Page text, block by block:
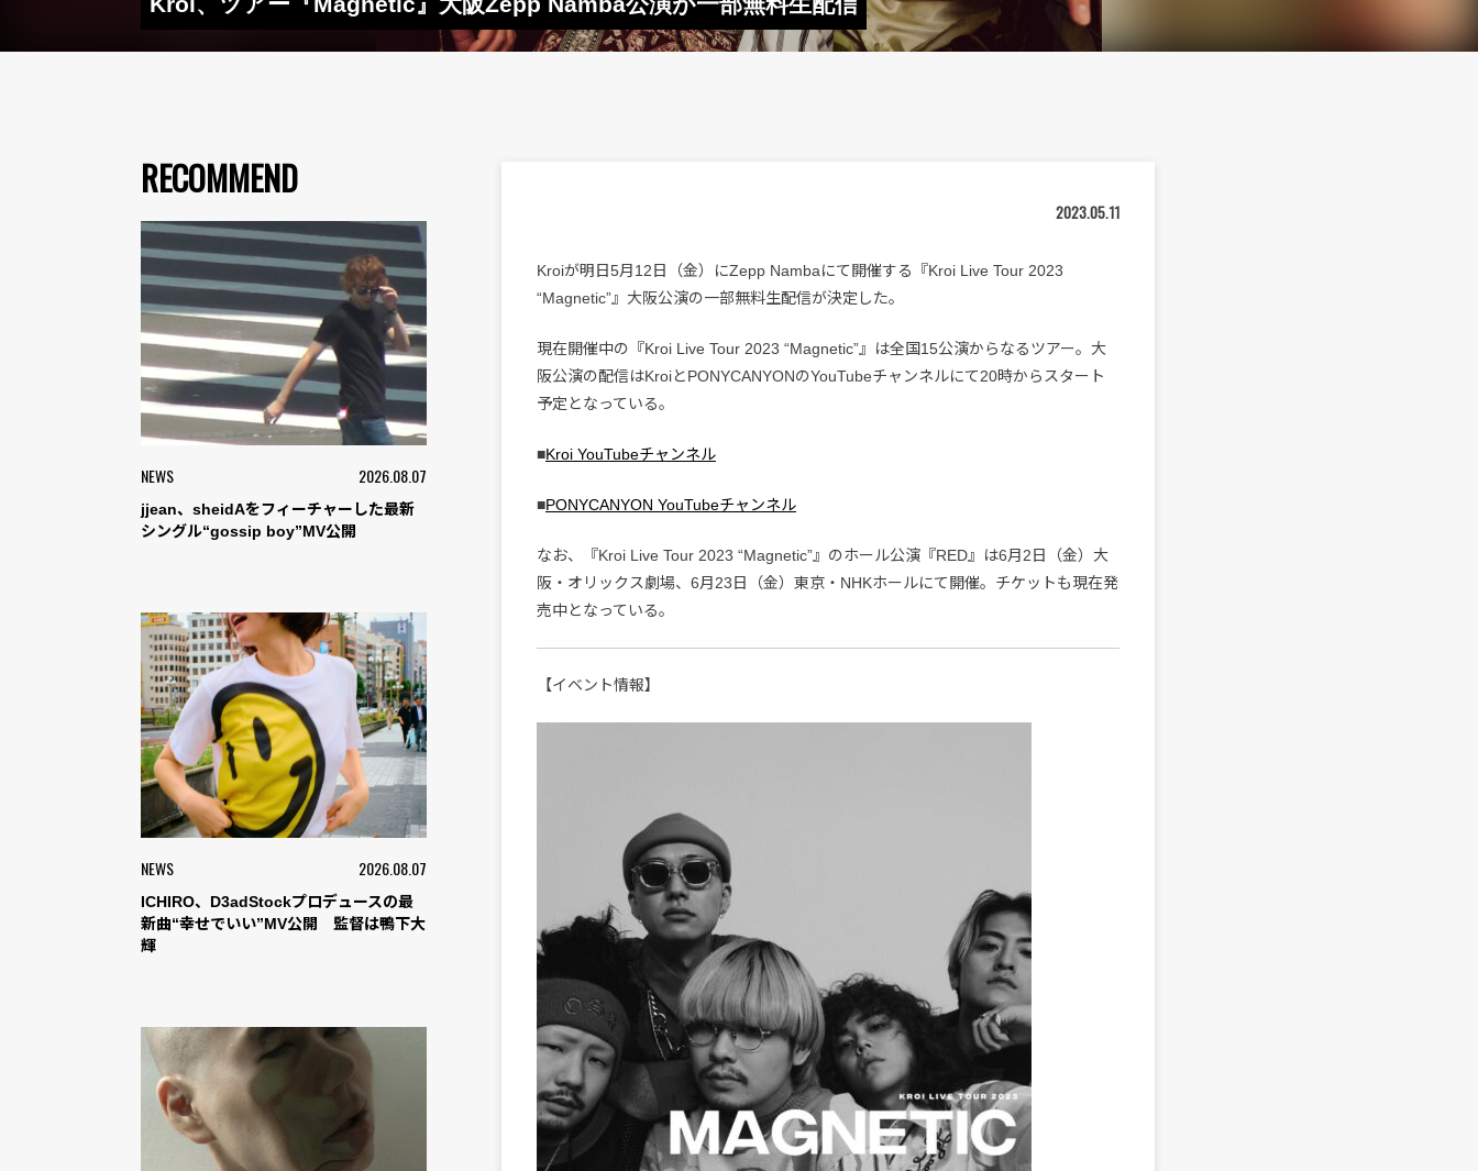
RECOMMEND
NEWS 2026.08.07
jjean、sheidAをフィーチャーした最新
シングル“gossip boy”MV公開
NEWS 2026.08.07
ICHIRO、D3adStockプロデュースの最
新曲“幸せでいい”MV公開 監督は鴨下大
輝
2023.05.11
Kroiが明日5月12日（金）にZepp Nambaにて開催する『Kroi Live Tour 2023
“Magnetic”』大阪公演の一部無料生配信が決定した。
現在開催中の『Kroi Live Tour 2023 “Magnetic”』は全国15公演からなるツアー。大
阪公演の配信はKroiとPONYCANYONのYouTubeチャンネルにて20時からスタート
予定となっている。
■Kroi YouTubeチャンネル
■PONYCANYON YouTubeチャンネル
なお、『Kroi Live Tour 2023 “Magnetic”』のホール公演『RED』は6月2日（金）大
阪・オリックス劇場、6月23日（金）東京・NHKホールにて開催。チケットも現在発
売中となっている。
【イベント情報】